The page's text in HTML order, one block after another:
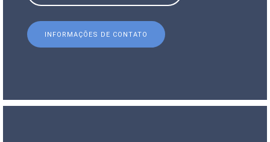
INFORMAÇÕES DE CONTATO